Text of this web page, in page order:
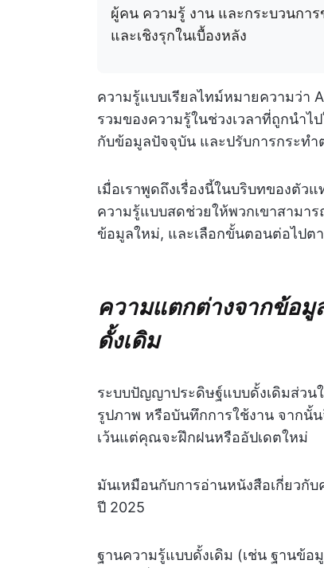
ผู้คน ความรู้ งาน และกระบวนกา
และเชิงรุกในเบื้องหลัง
ความรู้แบบเรียลไทม์หมายความว่า
รวมของความรู้ในช่วงเวลาที่ถูกนำไ
กับข้อมูลปัจจุบัน และปรับการกระท
เมื่อเราพูดถึงเรื่องนี้ในบริบทของตั
ความรู้แบบสดช่วยให้พวกเขาสามา
ข้อมูลใหม่, และเลือกขั้นตอนต่อไปต
ความแตกต่างจากข้อ
ดั้งเดิม
ระบบปัญญาประดิษฐ์แบบดั้งเดิมส่ว
รูปภาพ หรือบันทึกการใช้งาน จากนั้
เว้นแต่คุณจะฝึกฝนหรืออัปเดตใหม่
มันเหมือนกับการอ่านหนังสือเกี่ยวกั
ปี 2025
ฐานความรู้แบบดั้งเดิม (เช่น ฐานข้